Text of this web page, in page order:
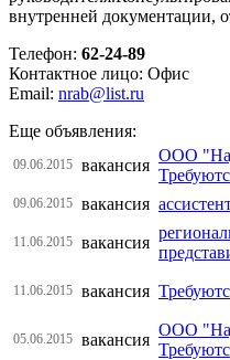
внутренней документации,
Телефон: 62-24-89
Контактное лицо: Офис
Email: nrab@list.ru
Еще объявления:
09.06.2015 вакансия
ООО
09.06.2015 вакансия
11.06.2015 вакансия
11.06.2015 вакансия
05.06.2015 вакансия
ООО